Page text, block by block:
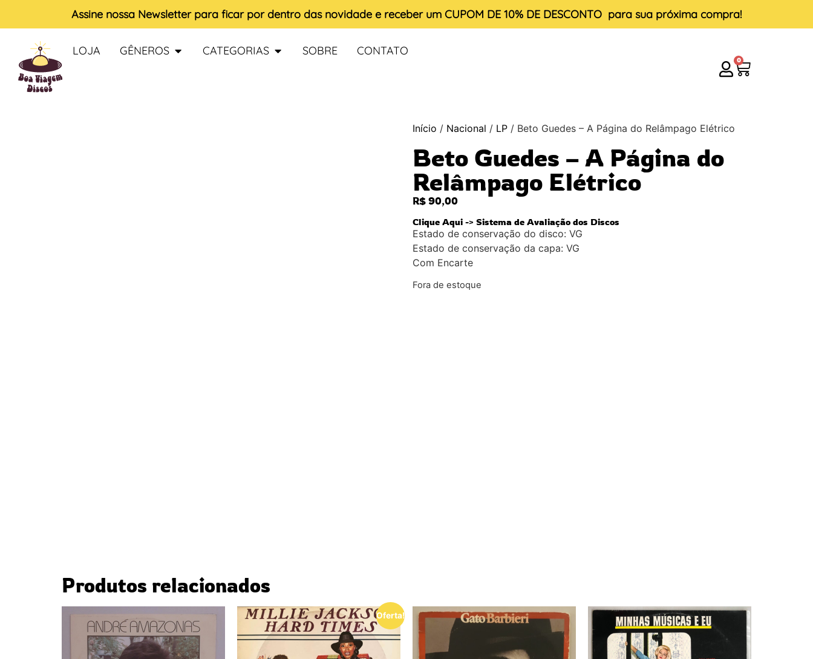
Assine nossa Newsletter para ficar por dentro das novidade e receber um CUPOM DE 10% DE DESCONTO para sua próxima compra!
LOJA GÊNEROS CATEGORIAS SOBRE CONTATO
0
Início / Nacional / LP / Beto Guedes – A Página do Relâmpago Elétrico
Beto Guedes – A Página do
Relâmpago Elétrico
R$ 90,00
Clique Aqui -> Sistema de Avaliação dos Discos
Estado de conservação do disco: VG
Estado de conservação da capa: VG
Com Encarte
Fora de estoque
Produtos relacionados
Oferta!